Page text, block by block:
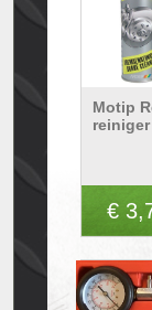
Motip
reiniger
€